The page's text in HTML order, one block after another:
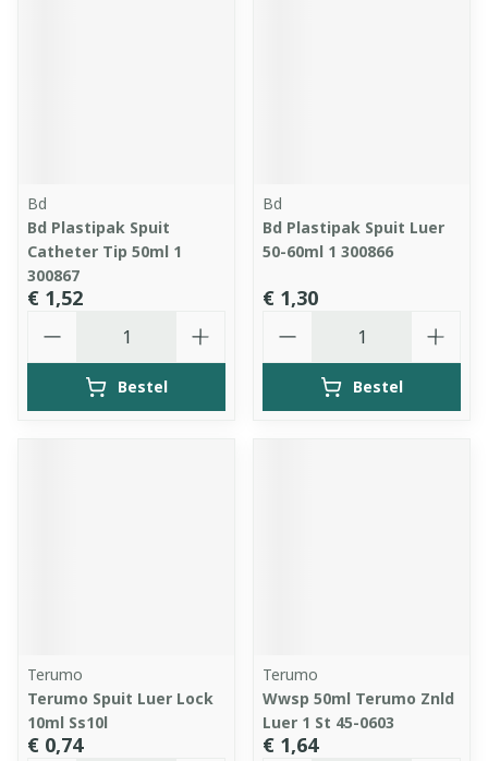
Bd
Bd Plastipak Spuit
Catheter Tip 50ml 1
300867
€ 1,52
Bestel
Bd
Bd Plastipak Spuit Luer
50-60ml 1 300866
€ 1,30
Bestel
Terumo
Terumo Spuit Luer Lock
10ml Ss10l
€ 0,74
Terumo
Wwsp 50ml Terumo Znld
Luer 1 St 45-0603
€ 1,64